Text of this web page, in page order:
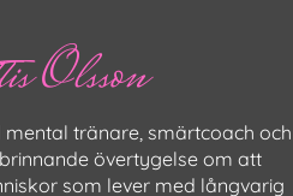
Olsson
tränare, smärtcoach och
övertygelse om att
som lever med långvarig